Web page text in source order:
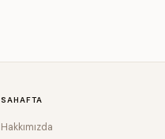
SAHAFTA
Hakkımızda